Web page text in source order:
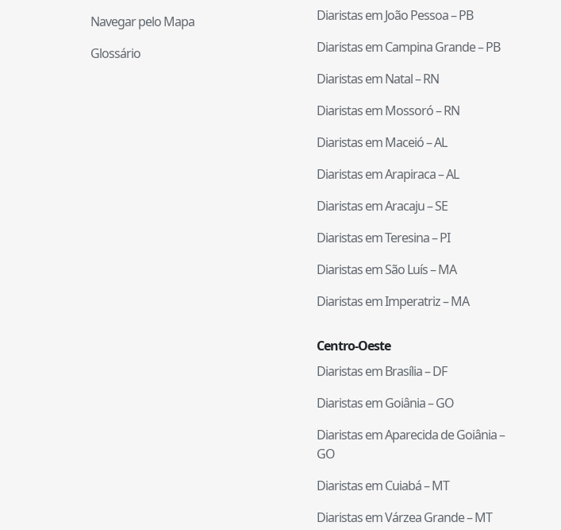
Navegar pelo Mapa
Glossário
Diaristas emJoão Pessoa–PB
Diaristas emCampina Grande–PB
Diaristas emNatal–RN
Diaristas emMossoró–RN
Diaristas emMaceió–AL
Diaristas emArapiraca–AL
Diaristas emAracaju–SE
Diaristas emTeresina–PI
Diaristas emSão Luís–MA
Diaristas emImperatriz–MA
Centro-Oeste
Diaristas emBrasília–DF
Diaristas emGoiânia–GO
Diaristas emAparecida de Goiânia–
GO
Diaristas emCuiabá–MT
Diaristas emVárzea Grande–MT